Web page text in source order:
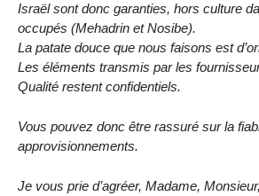
Israël sont donc garanties, hors culture
occupés (Mehadrin et Nosibe).
La patate douce que nous faisons est
Les éléments transmis par les
Qualité restent confidentiels.
Vous pouvez donc être rassuré sur la
approvisionnements.
Je vous prie d’agréer, Madame,